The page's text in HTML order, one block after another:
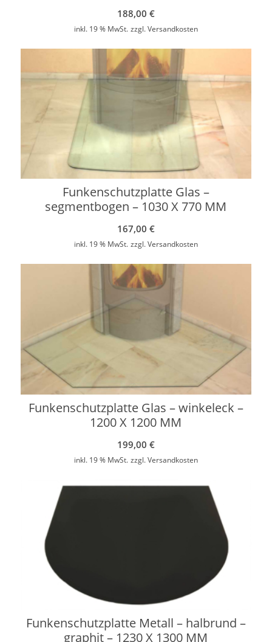
188,00 €
inkl. 19 % MwSt. zzgl.Versandkosten
Funkenschutzplatte Glas –
segmentbogen – 1030 X 770 MM
167,00 €
inkl. 19 % MwSt. zzgl.Versandkosten
Funkenschutzplatte Glas – winkeleck –
1200 X 1200 MM
199,00 €
inkl. 19 % MwSt. zzgl.Versandkosten
Funkenschutzplatte Metall – halbrund –
graphit – 1230 X 1300 MM